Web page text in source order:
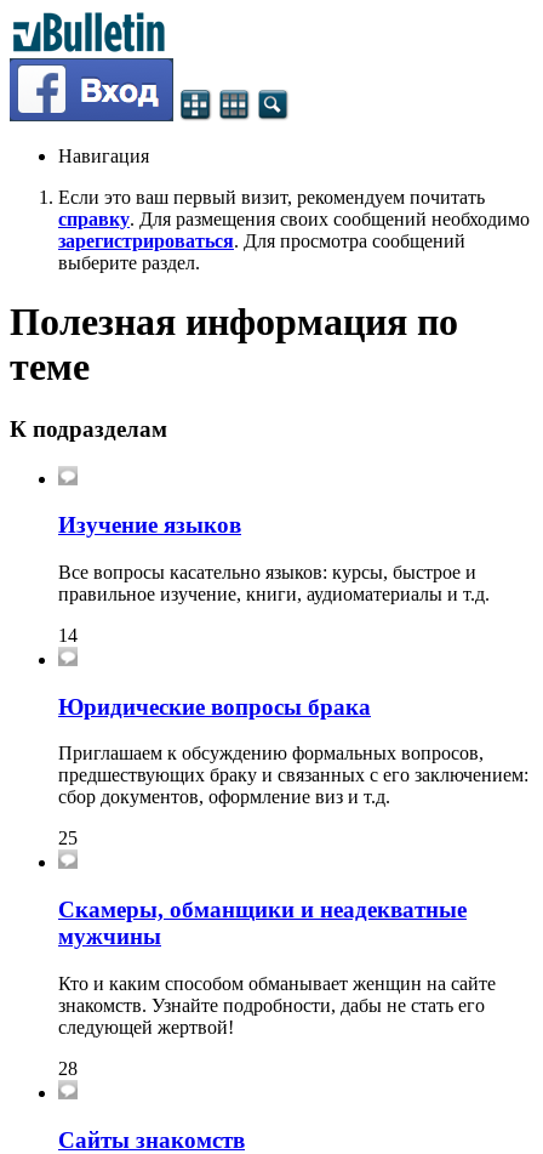
Навигация
Если это ваш первый визит, рекомендуем почитать
справку. Для размещения своих сообщений необходимо
зарегистрироваться. Для просмотра сообщений
выберите раздел.
Полезная информация по
теме
К подразделам
Изучение языков
Все вопросы касательно языков: курсы, быстрое и
правильное изучение, книги, аудиоматериалы и т.д.
14
Юридические вопросы брака
Приглашаем к обсуждению формальных вопросов,
предшествующих браку и связанных с его заключением:
сбор документов, оформление виз и т.д.
25
Скамеры, обманщики и неадекватные
мужчины
Кто и каким способом обманывает женщин на сайте
знакомств. Узнайте подробности, дабы не стать его
следующей жертвой!
28
Сайты знакомств